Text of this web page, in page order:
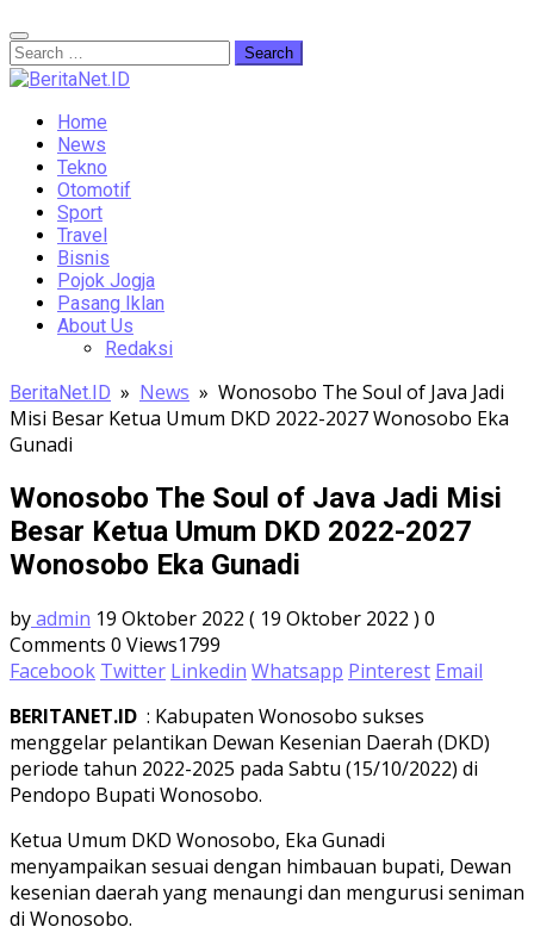
Home
News
Tekno
Otomotif
Sport
Travel
Bisnis
Pojok Jogja
Pasang Iklan
About Us
Redaksi
BeritaNet.ID » News » Wonosobo The Soul of Java Jadi
Misi Besar Ketua Umum DKD 2022-2027 Wonosobo Eka
Gunadi
Wonosobo The Soul of Java Jadi Misi
Besar Ketua Umum DKD 2022-2027
Wonosobo Eka Gunadi
byadmin 19 Oktober 2022 ( 19 Oktober 2022 ) 0
Comments 0 Views1799
Facebook Twitter Linkedin Whatsapp Pinterest Email
BERITANET.ID : Kabupaten Wonosobo sukses
menggelar pelantikan Dewan Kesenian Daerah (DKD)
periode tahun 2022-2025 pada Sabtu (15/10/2022) di
Pendopo Bupati Wonosobo.
Ketua Umum DKD Wonosobo, Eka Gunadi
menyampaikan sesuai dengan himbauan bupati, Dewan
kesenian daerah yang menaungi dan mengurusi seniman
di Wonosobo.